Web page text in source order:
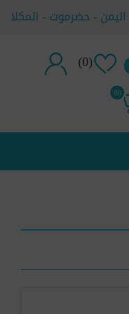
اليمن - حضرموت - المكلا
(0)
تسجيل جديد(0)